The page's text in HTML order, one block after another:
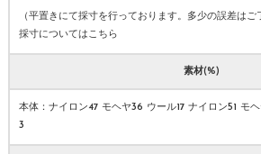
（平置きにて採寸を行っております。多少の誤差はご
採寸についてはこちら
素材(%)
本体：ナイロン47 モヘヤ36 ウール17 ナイロン51 モ
3